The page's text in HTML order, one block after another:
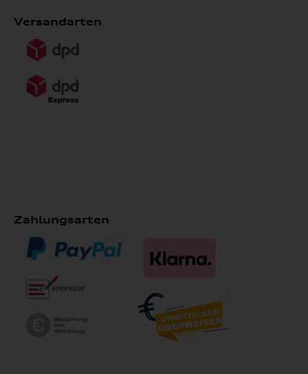
Versandarten
Zahlungsarten